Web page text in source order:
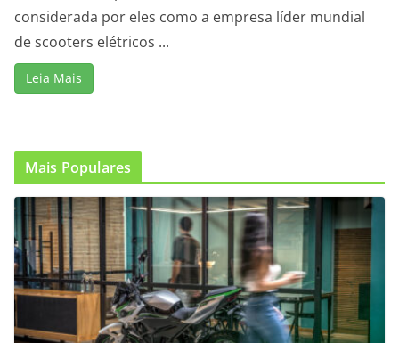
considerada por eles como a empresa líder mundial
de scooters elétricos ...
Leia Mais
Mais Populares